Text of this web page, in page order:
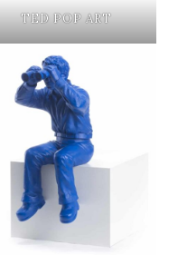
TED POP ART